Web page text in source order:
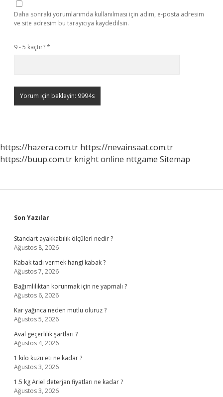
Daha sonraki yorumlarımda kullanılması için adım, e-posta adresim
ve site adresim bu tarayıcıya kaydedilsin.
9 - 5 kaçtır?*
https://hazera.com.tr https://nevainsaat.com.tr
https://buup.com.tr knight online nttgame Sitemap
Sidebar
Son Yazılar
Standart ayakkabılık ölçüleri nedir ?
Ağustos 8, 2026
Kabak tadı vermek hangi kabak ?
Ağustos 7, 2026
Bağımlılıktan korunmak için ne yapmalı ?
Ağustos 6, 2026
Kar yağınca neden mutlu oluruz ?
Ağustos 5, 2026
Aval geçerlilik şartları ?
Ağustos 4, 2026
1 kilo kuzu eti ne kadar ?
Ağustos 3, 2026
1.5 kg Ariel deterjan fiyatları ne kadar ?
Ağustos 3, 2026